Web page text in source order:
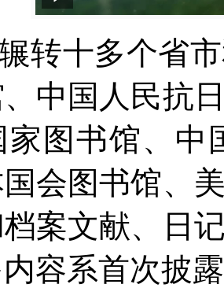
转十多个省
中国人民抗
家图书馆、中
会图书馆、
案文献、日
容系首次披